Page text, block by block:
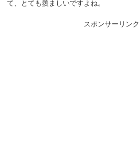
て、とても羨ましいですよね。
スポンサーリンク